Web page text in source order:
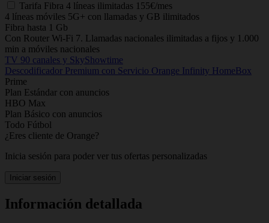
Tarifa Fibra 4 líneas ilimitadas 155€/mes
4 líneas móviles 5G+ con llamadas y GB ilimitados
Fibra hasta 1 Gb
Con Router Wi-Fi 7. Llamadas nacionales ilimitadas a fijos y 1.000
min a móviles nacionales
TV 90 canales y SkyShowtime
Descodificador Premium con Servicio Orange Infinity HomeBox
Prime
Plan Estándar con anuncios
HBO Max
Plan Básico con anuncios
Todo Fútbol
¿Eres cliente de Orange?
Inicia sesión para poder ver tus ofertas personalizadas
Iniciar sesión
Información detallada